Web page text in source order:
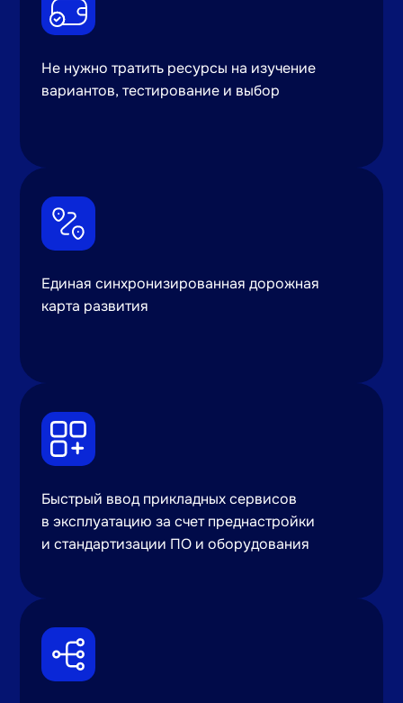
Не нужно тратить ресурсы на изучение
вариантов, тестирование и выбор
Единая синхронизированная дорожная
карта развития
Быстрый ввод прикладных сервисов
в эксплуатацию за счет преднастройки
и стандартизации ПО и оборудования